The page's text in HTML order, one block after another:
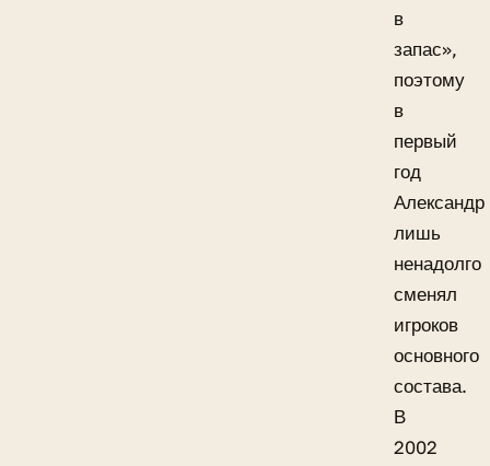
в
запас»,
поэтому
в
первый
год
Александр
лишь
ненадолго
сменял
игроков
основного
состава.
В
2002